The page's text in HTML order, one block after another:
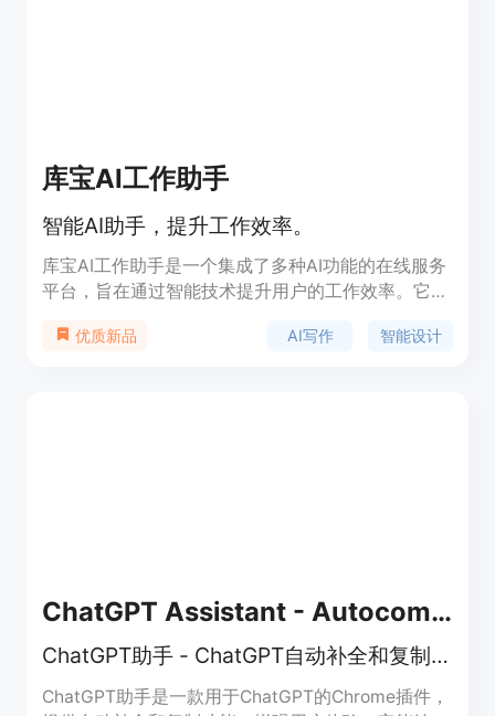
库宝AI工作助手
智能AI助手，提升工作效率。
库宝AI工作助手是一个集成了多种AI功能的在线服务
平台，旨在通过智能技术提升用户的工作效率。它包
户快速生成文本、图像和进行图像处理，适用于多种
优质新品 AI写作 智能设计
ChatGPT Assistant - Autocomplete Prompts
ChatGPT助手 - ChatGPT自动补全和复制功能
ChatGPT助手是一款用于ChatGPT的Chrome插件，